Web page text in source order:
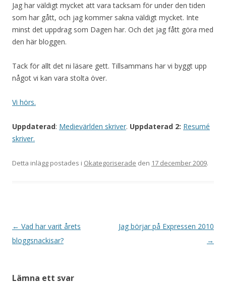
Jag har väldigt mycket att vara tacksam för under den tiden
som har gått, och jag kommer sakna väldigt mycket. Inte
minst det uppdrag som Dagen har. Och det jag fått göra med
den här bloggen.
Tack för allt det ni läsare gett. Tillsammans har vi byggt upp
något vi kan vara stolta över.
Vi hörs.
Uppdaterad: Medievärlden skriver. Uppdaterad 2: Resumé
skriver.
Detta inlägg postades i Okategoriserade den 17 december 2009.
Inläggsnavigering
← Vad har varit årets
bloggsnackisar?
Jag börjar på Expressen 2010
→
Lämna ett svar